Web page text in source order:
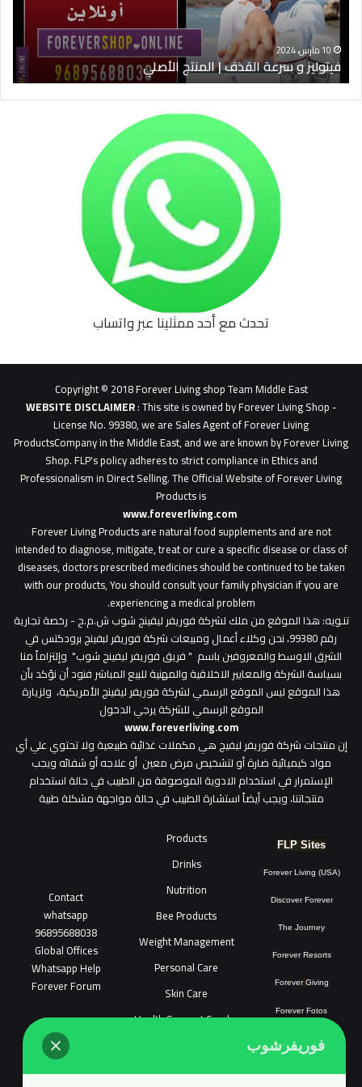
الأصلي
10 مارس، 2024
فيتوليز و سرعة القذف | المنتج الأصلي
تحدث مع أحد ممثلينا عبر واتساب
Copyright © 2018 Forever Living shop Team Middle East
WEBSITE DISCLAIMER: This site is owned by Forever Living Shop -
License No. 99380, we are Sales Agent of Forever Living
ProductsCompany in the Middle East, and we are known by Forever Living
Shop. FLP's policy adheres to strict compliance in Ethics and
Professionalism in Direct Selling. The Official Website of Forever Living
Products is
www.foreverliving.com
Forever Living Products are natural food supplements and are not
intended to diagnose, mitigate, treat or cure a specific disease or class of
diseases, doctors prescribed medicines should be continued to be taken
with our products, You should consult your family physician if you are
experiencing a medical problem.
تنـويه: هذا الموقع من ملك لشركة فوريفر ليفينج شوب ش.م.ح - رخصة تجارية
رقم 99380، نحن وكلاء أعمال ومبيعات شركة فوريفر لبفينج برودكتس في
الشرق الاوسط والمعروفين باسم " فريق فوريفر ليفينج شوب" وإلتزاماً منا
بسياسة الشركة والمعايير الاخلاقية والمهنية للبيع المباشر فنود أن نؤكد بأن
هذا الموقع ليس الموقع الرسمي لشركة فوريفر ليفينج الأمريكية، ولزيارة
الموقع الرسمي للشركة يرجي الدخول
www.foreverliving.com
​إن منتجات شركة فوريفر ليفيج هي مكملات غذائية طبيعية ولا تحتوي علي أي
مواد كيميائية ضارة أو لتشخيص مرض معين أو علاجه أو شفائه ويجب
الإستمرار في استخدام الادوية الموصوفة من الطبيب في حالة استخدام
منتجاتنا، ويجب أيضاً استشارة الطبيب في حالة مواجهة مشكلة طبية
FLP Sites
Forever Living (USA)
Discover Forever
The Journey
Forever Resorts
Forever Giving
Forever Fotos
Products
Drinks
Nutrition
Bee Products
Weight Management
Personal Care
Skin Care
Health Support Combo
Contact
whatsapp
96895688038
Global Offices
Whatsapp Help
Forever Forum
فوريفرشوب